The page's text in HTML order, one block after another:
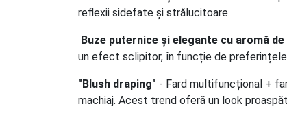
reflexii sidefate și strălucitoare.
Buze puternice și elegante cu aromă
un efect sclipitor, în funcție de
"Blush draping" - Fard multifuncțional +
machiaj. Acest trend oferă un look